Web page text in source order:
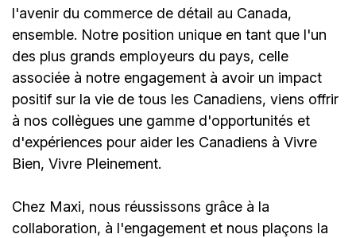
l'avenir du commerce de détail au Canada,
ensemble. Notre position unique en tant que l'un
des plus grands employeurs du pays, celle
associée à notre engagement à avoir un impact
positif sur la vie de tous les Canadiens, viens offrir
à nos collègues une gamme d'opportunités et
d'expériences pour aider les Canadiens à Vivre
Bien, Vivre Pleinement.
Chez Maxi, nous réussissons grâce à la
collaboration, à l'engagement et nous plaçons la